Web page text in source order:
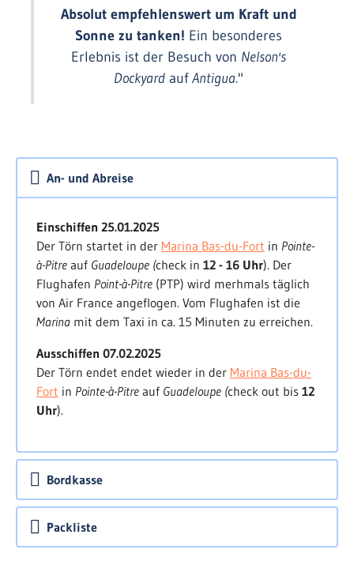
wir Kurs Barbuda . Die Insel ist für ihre weiten
Sandstrände bekannt - hier liegen wir in
türkisfarbenem Wasser vor Anker und genießen
Sonne, Strand und Meer.
gen Süden – über die WestküsteAntiguas, wo wir
mitJolly Harboureine gut ausgestattete Marina
anlaufen können. Südlich vonGuadeloupelaufen
wir dieÎles-des-Saintesan, die sich durch iher
geschützte Lage und das bunte Inselleben für
einen Hafentag anbieten. Auf einem sportlichen
Am-Wind-Kurs segeln wir entlang der Südküste
Guadeloupes
zurück nach Point-à-Pitre
und lassen
unseren Urlaubstörn in einem der französischen
> schließen
Absolut empfehlenswert um Kraft und
Sonne zu tanken! Ein besonderes
Erlebnis ist der Besuch von Nelson's
Dockyard aufAntigua."
An- und Abreise
Einschiffen 25.01.2025
Der Törn startet in der Marina Bas-du-Fort in Pointe-
à-Pitre auf Guadeloupe (check in 12 - 16 Uhr). Der
Flughafen Point-à-Pitre (PTP) wird merhmals täglich
von Air France angeflogen. Vom Flughafen ist die
Marina mit dem Taxi in ca. 15 Minuten zu erreichen.
Ausschiffen 07.02.2025
Der Törn endet endet wieder in der Marina Bas-du-
Fort in Pointe-à-Pitre auf Guadeloupe (check out bis 12
Uhr).
Bordkasse
Packliste